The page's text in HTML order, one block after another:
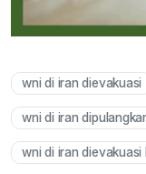
wni di iran dievakuasi
wni di iran
wni di iran